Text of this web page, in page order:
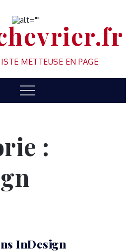
METTEUSE EN PAGE
:
InDesign